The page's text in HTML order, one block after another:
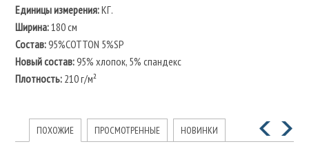
Единицы измерения:КГ.
Ширина:180 см
Состав:95%COTTON 5%SP
Новый состав:95% хлопок, 5% спандекс
Плотность:210 г/м²
ПОХОЖИЕ ПРОСМОТРЕННЫЕ НОВИНКИ